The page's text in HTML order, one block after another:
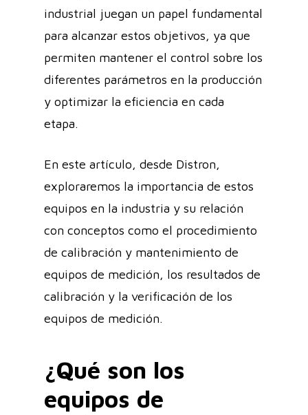
industrial juegan un papel fundamental
para alcanzar estos objetivos, ya que
permiten mantener el control sobre los
diferentes parámetros en la producción
y optimizar la eficiencia en cada
etapa.
En este artículo, desde Distron,
exploraremos la importancia de estos
equipos en la industria y su relación
con conceptos como el procedimiento
de calibración y mantenimiento de
equipos de medición, los resultados de
calibración y la verificación de los
equipos de medición.
¿Qué son los
equipos de